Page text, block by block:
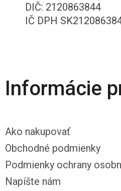
DIČ: 2120863844
IČ DPH
Informácie
Ako nakupovať
Obchodné podmienky
Podmienky ochrany
Napíšte nám